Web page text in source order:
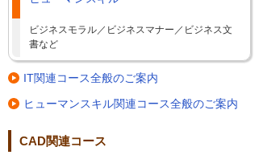
ビジネスモラル／ビジネスマナー／ビジネス文
書など
IT関連コース全般のご案内
ヒューマンスキル関連コース全般のご案内
CAD関連コース